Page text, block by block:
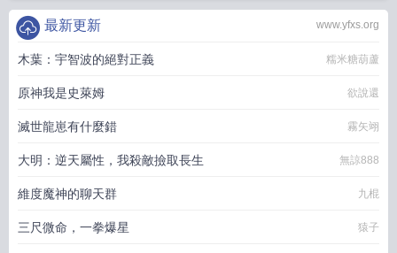
www.yfxs.org
最新更新
木葉：宇智波的絕對正義 糯米糖葫蘆
原神我是史萊姆 欲說還
滅世龍崽有什麼錯 霧矢翊
大明：逆天屬性，我殺敵撿取長生 無諒888
維度魔神的聊天群 九棍
三尺微命，一拳爆星 猿子